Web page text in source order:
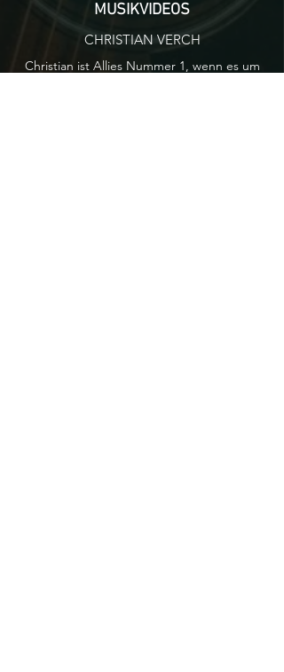
MUSIKVIDEOS
CHRISTIAN VERCH
Christian ist Allies Nummer 1, wenn es um